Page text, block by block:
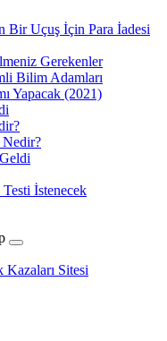
Uçuş İçin Para İadesi
Gerekenler
Bilim Adamları
Yapacak (2021)
Nedir?
İstenecek